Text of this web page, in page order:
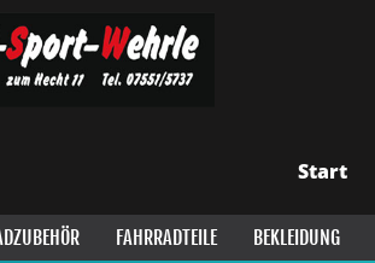
Start
FAHRRADTEILE BEKLEIDUNG